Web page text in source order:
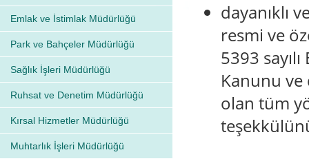
Emlak ve İstimlak Müdürlüğü
Park ve Bahçeler Müdürlüğü
Sağlık İşleri Müdürlüğü
Ruhsat ve Denetim Müdürlüğü
Kırsal Hizmetler Müdürlüğü
Muhtarlık İşleri Müdürlüğü
dayanıklı
resmi ve
5393
Kanunu ve
olan tüm